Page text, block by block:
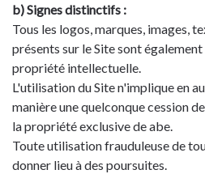
b) Signes distinctifs :
Tous les logos, marques, images,
présents sur le Site sont
propriété intellectuelle.
L'utilisation du Site n'implique en
manière une quelconque cession
la propriété exclusive de abe.
Toute utilisation frauduleuse de
donner lieu à des poursuites.